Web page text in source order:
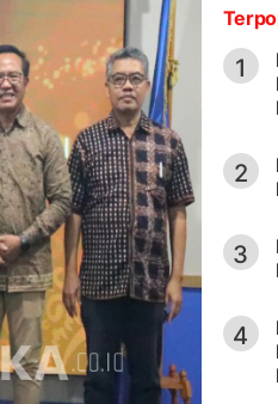
1
2
3
4